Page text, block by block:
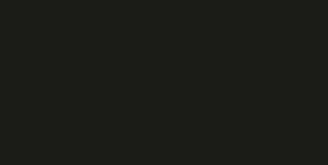
temos
Temos que
para pelo menos
todo o possível
sequência